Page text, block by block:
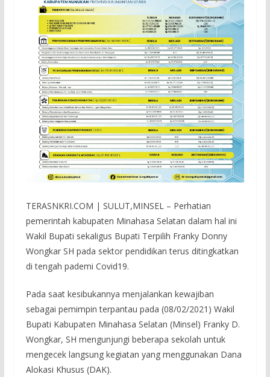
TERASNKRI.COM | SULUT,MINSEL – Perhatian
pemerintah kabupaten Minahasa Selatan dalam hal ini
Wakil Bupati sekaligus Bupati Terpilih Franky Donny
Wongkar SH pada sektor pendidikan terus ditingkatkan
di tengah pademi Covid19.
Pada saat kesibukannya menjalankan kewajiban
sebagai pemimpin terpantau pada (08/02/2021) Wakil
Bupati Kabupaten Minahasa Selatan (Minsel) Franky D.
Wongkar, SH mengunjungi beberapa sekolah untuk
mengecek langsung kegiatan yang menggunakan Dana
Alokasi Khusus (DAK).